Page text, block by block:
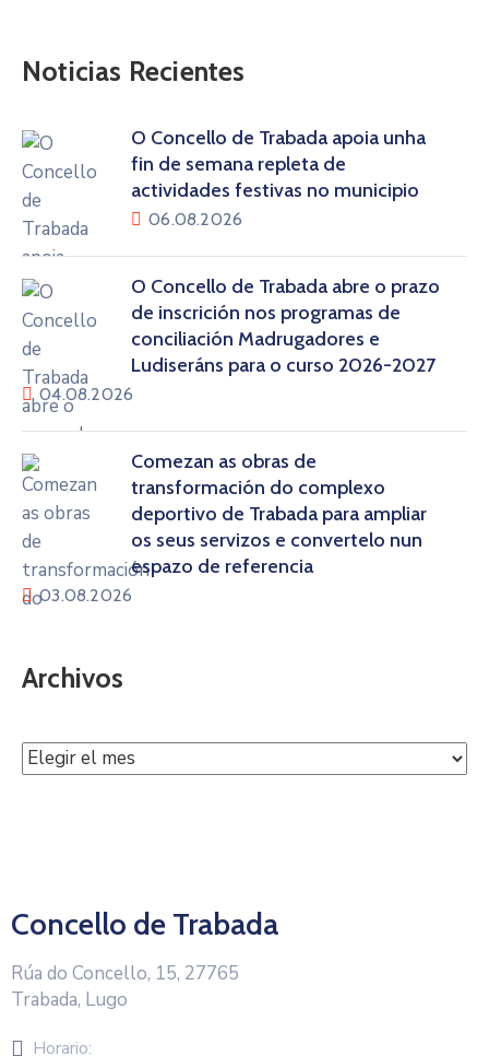
Noticias Recientes
O Concello de Trabada apoia unha
fin de semana repleta de
actividades festivas no municipio
06.08.2026
O Concello de Trabada abre o prazo
de inscrición nos programas de
conciliación Madrugadores e
Ludiseráns para o curso 2026-2027
04.08.2026
Comezan as obras de
transformación do complexo
deportivo de Trabada para ampliar
os seus servizos e convertelo nun
espazo de referencia
03.08.2026
Archivos
Concello de Trabada
Rúa do Concello, 15, 27765
Trabada, Lugo
Horario: